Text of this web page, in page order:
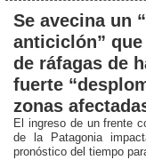
Se avecina un
anticiclón”
de ráfagas de
fuerte
zonas
El ingreso de un frente
de la Patagonia
pronóstico del tiempo